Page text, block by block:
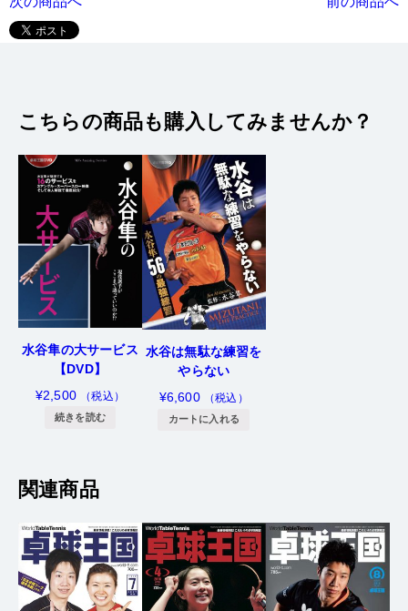
こちらの商品も購入してみませんか？
水谷隼の大サービス
【DVD】
¥2,500 （税込）
続きを読む
水谷は無駄な練習を
やらない
¥6,600 （税込）
カートに入れる
関連商品